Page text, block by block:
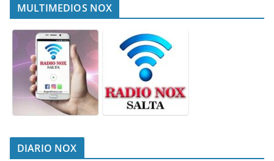
MULTIMEDIOS NOX
DIARIO NOX